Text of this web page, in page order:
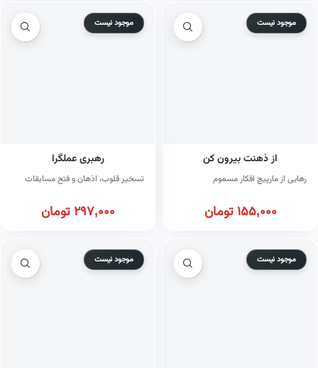
موجود نیست
از ذهنت بیرون کن
رهایی از مارپیچ افکار مسموم
155,000تومان
موجود نیست
رهبری عملگرا
تسخیر قلوب، اذهان و فتح مسابقات
297,000تومان
موجود نیست موجود نیست